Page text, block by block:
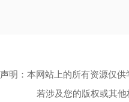
声明：本网站上的所有资源仅
若涉及您的版权或其